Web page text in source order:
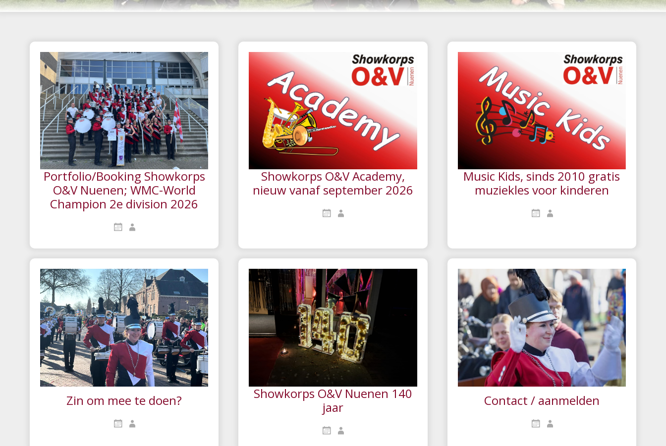
Portfolio/Booking Showkorps
O&V Nuenen; WMC-World
Champion 2e division 2026
Showkorps O&V Academy,
nieuw vanaf september 2026
Music Kids, sinds 2010 gratis
muziekles voor kinderen
Zin om mee te doen?
Showkorps O&V Nuenen 140
jaar
Contact / aanmelden